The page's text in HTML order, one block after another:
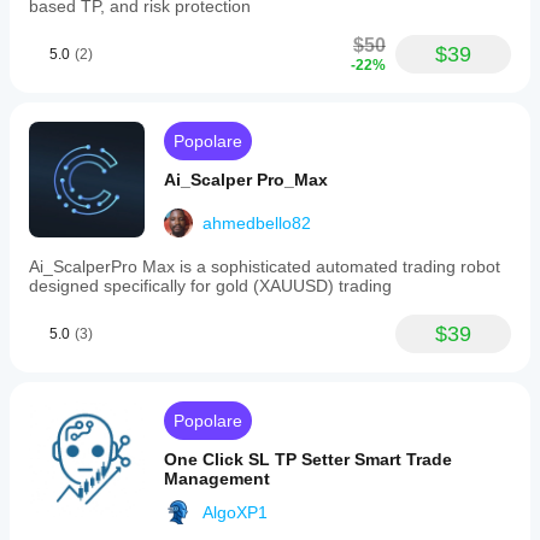
Trailing Start (Pips in Profit)
Trailing Start (Pips in Profit)
Explanation: The number of pips in profit a
position must reach before the Trailing Stop
begins to operate.
Trailing Distance (Pips from Price)
Display Name: Trailing Distance (Pips from
Price)
Default Value: 10
Minimum Value: 1
be maintained at this distance in pips from the
Group 5a: Break-Even
Use Break-Even
Display Name: Use Break-Even
Default Value: false
based TP, and risk protection
5.0 (2) $50
-22% $39
Popolare
Ai_Scalper Pro_Max
ahmedbello82
Ai_ScalperPro Max is a sophisticated automated trading robot
designed specifically for gold (XAUUSD) trading
5.0 (3) $39
Popolare
One Click SL TP Setter Smart Trade
Management
AlgoXP1